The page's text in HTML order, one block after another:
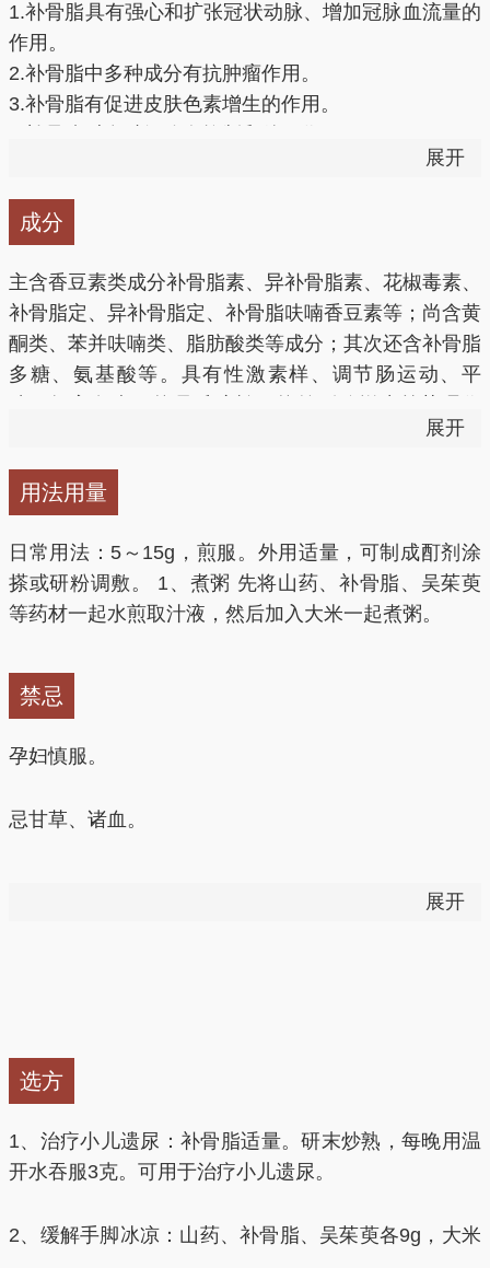
1、增强免疫功能
补骨脂提取物有显著增强免疫功能的作用，特别是对肺
2、抗癌
研究表明，补骨脂所含的补骨脂脂素对白血病细胞有较
强的杀伤作用，因而有一定的抗癌作用。
3、有益血管
补骨脂所含补骨脂乙素具有明显的扩张冠状动脉、增强
4、抗衰老
补骨脂能通过调节神经和血液系统，促进骨髓造血，增
强免疫和内分泌功能，从而起到抗衰老的作用。
补骨脂图片
1.补骨脂具有强心和扩张冠状动脉、增加冠脉血流量的
作用。
2.补骨脂中多种成分有抗肿瘤作用。
3.补骨脂有促进皮肤色素增生的作用。
6.补骨脂对组胺引进的气管收缩有明显舒张作用。
7.补骨脂有较明显的抗早孕作用及较弱的雌激素样作
8.补骨脂有明显的杀虫作用。
9.补骨脂有抗衰老作用。
展开
成分
主含香豆素类成分补骨脂素、异补骨脂素、花椒毒素、
补骨脂定、异补骨脂定、补骨脂呋喃香豆素等；尚含黄
酮类、苯并呋喃类、脂肪酸类等成分；其次还含补骨脂
多糖、氨基酸等。具有性激素样、调节肠运动、平
展开
用法用量
日常用法：5～15g，煎服。外用适量，可制成酊剂涂
搽或研粉调敷。 1、煮粥 先将山药、补骨脂、吴茱萸
等药材一起水煎取汁液，然后加入大米一起煮粥。
禁忌
孕妇慎服。
忌甘草、诸血。
胃病患者应慎用。
处方开写时，以写“补骨脂”为妥，因木蝴蝶与补骨脂有
相同的异名，故应正名入药，以免混用。
展开
选方
1、治疗小儿遗尿：补骨脂适量。研末炒熟，每晚用温
开水吞服3克。可用于治疗小儿遗尿。
2、缓解手脚冰凉：山药、补骨脂、吴茱萸各9g，大米